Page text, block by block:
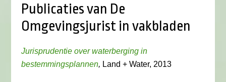
Publicaties van De
Omgevingsjurist in vakbladen
Jurisprudentie over waterberging in
bestemmingsplannen, Land + Water, 2013